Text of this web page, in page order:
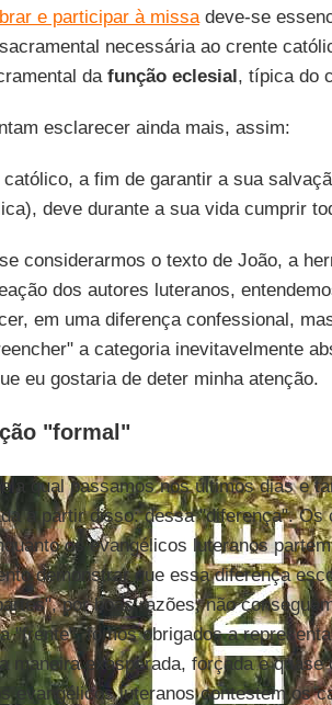
e participar à missadeve-se
necessária ao crente
da função eclesial, típica do
esclarecer ainda mais, assim:
a fim de garantir a sua
deve durante a sua vida cumprir
considerarmos o texto de João, a
dos autores luteranos,
em uma diferença confessional,
a categoria inevitavelmente
eu gostaria de deter minha atenção.
"formal"
qual passamos nos últimos dias e
a partir disso: dessa "diferença". Os
os evangélicos luteranos
demonstrar que essa diferença
por boas razões, não
"frente", fomos obrigados a
maneira exasperada, forçada e
evangélicos luteranos contestem os